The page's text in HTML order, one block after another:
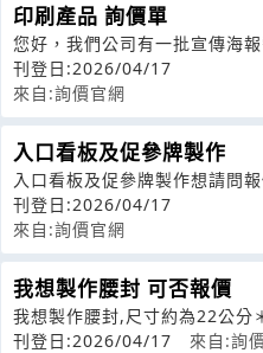
印刷產品 詢價單
您好，我們公司有一批宣傳海
報價和相關服務信息。1.請問您
刊登日:2026/04/17
來自:詢價官網
入口看板及促參牌製作
入口看板及促參牌製作想請問
刊登日:2026/04/17
來自:詢價官網
我想製作腰封 可否報價
我想製作腰封,尺寸約為22公分
要印刷品名及logo可否報價
刊登日:2026/04/17 來自:詢